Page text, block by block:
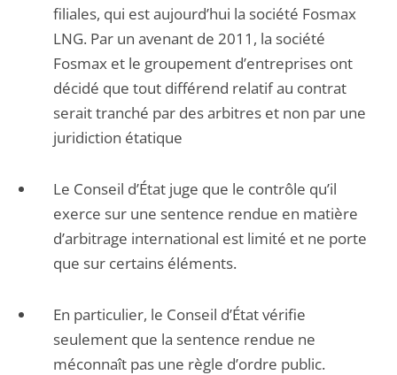
filiales, qui est aujourd’hui la société Fosmax
LNG. Par un avenant de 2011, la société
Fosmax et le groupement d’entreprises ont
décidé que tout différend relatif au contrat
serait tranché par des arbitres et non par une
juridiction étatique
Le Conseil d’État juge que le contrôle qu’il
exerce sur une sentence rendue en matière
d’arbitrage international est limité et ne porte
que sur certains éléments.
En particulier, le Conseil d’État vérifie
seulement que la sentence rendue ne
méconnaît pas une règle d’ordre public.